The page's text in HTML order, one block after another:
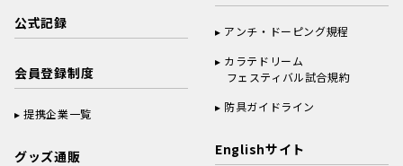
公式記録
会員登録制度
提携企業一覧
グッズ通販
アンチ・ドーピング規程
カラテドリーム
フェスティバル試合規約
防具ガイドライン
Englishサイト